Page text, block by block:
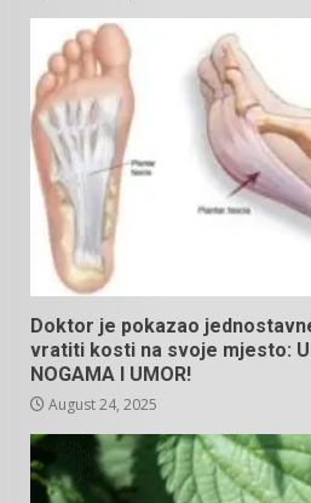
Doktor je pokazao
vratiti kosti na svoje mjesto:
NOGAMA I UMOR!
August 24, 2025